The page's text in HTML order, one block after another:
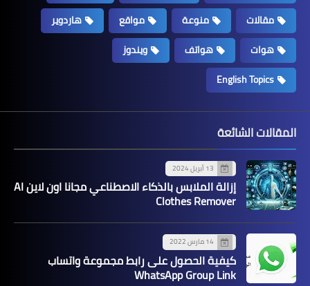
مقالات
منوعة مواقع
هاردوير
هوات
هواتف
ويندوز
English Topics
المقالات الشائعة
13 أبريل 2024
إزالة الملابس بالذكاء الاصطناعي مجانا اون لاين AI
Clothes Remover
14 مارس 2022
كيفية الحصول على رابط مجموعة واتساب
WhatsApp Group Link